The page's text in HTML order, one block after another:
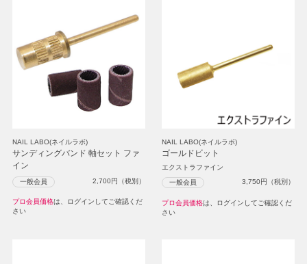
NAIL LABO(ネイルラボ)
サンディングバンド 軸セット ファ
イン
一般会員 2,700円（税別）
プロ会員価格は、ログインしてご確認くだ
さい
NAIL LABO(ネイルラボ)
ゴールドビット
エクストラファイン
一般会員 3,750円（税別）
プロ会員価格は、ログインしてご確認くだ
さい